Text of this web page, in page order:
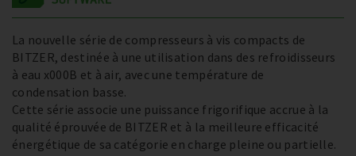
La nouvelle série de compresseurs à vis compacts de
BITZER, destinée à une utilisation dans des refroidisseurs
à eau x000B et à air, avec une température de
condensation basse.
Cette série associe une puissance frigorifique accrue à la
qualité éprouvée de BITZER et à la meilleure efficacité
énergétique de sa catégorie en charge pleine ou partielle.